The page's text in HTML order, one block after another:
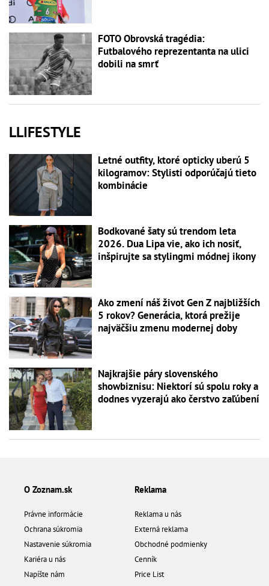
FOTO Obrovská tragédia:
Futbalového reprezentanta na ulici
dobili na smrť
LLIFESTYLE
Letné outfity, ktoré opticky uberú 5
kilogramov: Stylisti odporúčajú tieto
kombinácie
Bodkované šaty sú trendom leta
2026. Dua Lipa vie, ako ich nosiť,
inšpirujte sa stylingmi módnej ikony
Ako zmení náš život Gen Z najbližších
5 rokov? Generácia, ktorá prežije
najväčšiu zmenu modernej doby
Najkrajšie páry slovenského
showbiznisu: Niektorí sú spolu roky a
dodnes vyzerajú ako čerstvo zaľúbení
O Zoznam.sk
Právne informácie
Ochrana súkromia
Nastavenie súkromia
Kariéra u nás
Napíšte nám
Reklama
Reklama u nás
Externá reklama
Obchodné podmienky
Cenník
Price List